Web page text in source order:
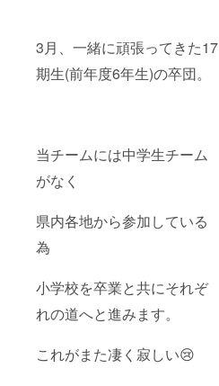
3月、一緒に頑張ってきた17
期生(前年度6年生)の卒団。
当チームには中学生チーム
がなく
県内各地から参加している
為
小学校を卒業と共にそれぞ
れの道へと進みます。
これがまた凄く寂しい😢